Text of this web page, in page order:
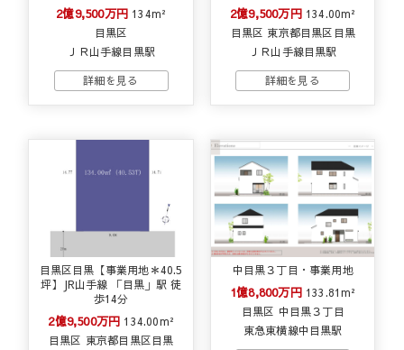
2億9,500万円 134m²
目黒区
ＪＲ山手線目黒駅
2億9,500万円 134.00m²
目黒区 東京都目黒区目黒
ＪＲ山手線目黒駅
目黒区目黒【事業用地＊40.5
坪】JR山手線 「目黒」駅 徒
歩14分
2億9,500万円 134.00m²
目黒区 東京都目黒区目黒
中目黒３丁目・事業用地
1億8,800万円 133.81m²
目黒区 中目黒３丁目
東急東横線中目黒駅